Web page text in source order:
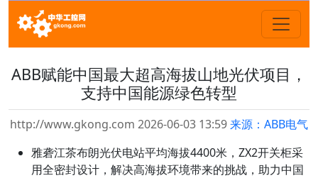
ABB赋能中国最大超高海拔山地光伏项目，
支持中国能源绿色转型
http://www.gkong.com 2026-06-03 13:59来源：ABB电气
雅砻江茶布朗光伏电站平均海拔4400米，ZX2开关柜采
用全密封设计，解决高海拔环境带来的挑战，助力中国